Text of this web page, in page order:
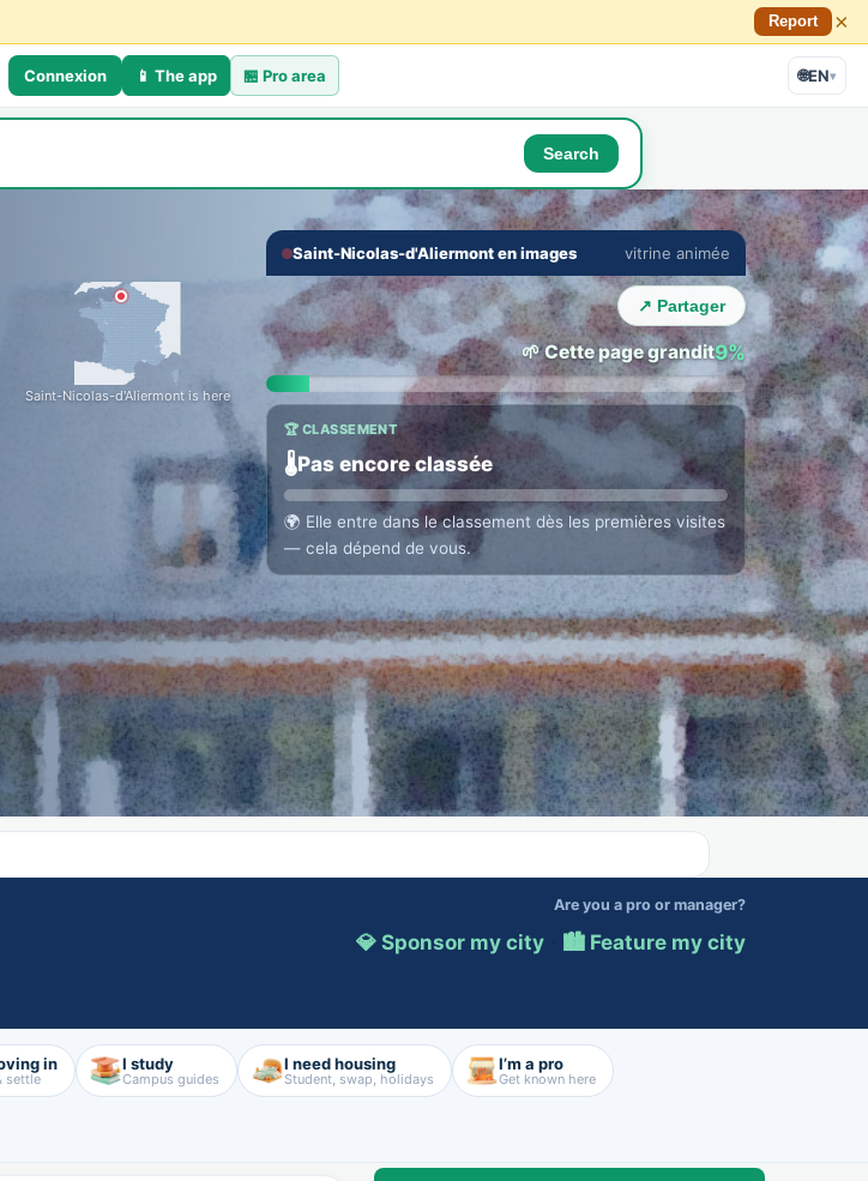
Report ×
Connexion 📱 The app 🏪Pro area 🌐EN▾
Search
Saint-Nicolas-d'Aliermont is here
Saint-Nicolas-d'Aliermont en images vitrine animée
‹ ›
🔇 ⛶
↗ Partager
🌱 Cette page grandit9%
🏆 CLASSEMENT
🌡️Pas encore classée
🌍 Elle entre dans le classement dès les premières visites
— cela dépend de vous.
Are you a pro or manager?
💎 Sponsor my city · 🏙️ Feature my city
in
settle
I study
Campus guides
I need housing
Student, swap, holidays
I’m a pro
Get known here